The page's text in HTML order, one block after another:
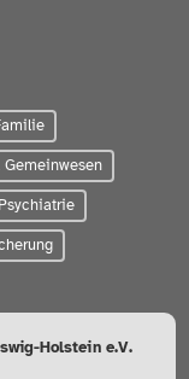
Holstein e.V.